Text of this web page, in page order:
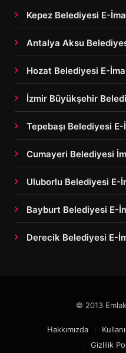
Kepez Belediyesi E-
Antalya Aksu
Hozat Belediyesi E-
İzmir Büyükşehir
Tepebaşı Belediyesi
Cumayeri Belediyesi
Uluborlu Belediyesi E-
Bayburt Belediyesi E-
Derecik Belediyesi E-
© 2013
Hakkımızda
Gizlilik